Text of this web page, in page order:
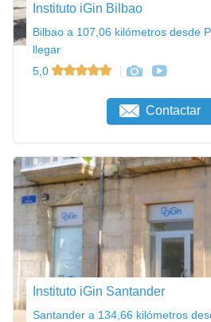
Instituto iGin Bilbao
Bilbao a 107,06 kilómetros desde
llegar
5,0
Contactar
Instituto iGin Santander
Santander a 134,66 kilómetros